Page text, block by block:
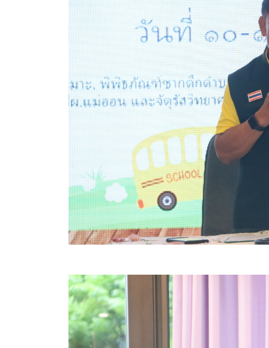
คู่มือการปฏิบัติงานฝ่ายทะเบียนพัสดุและทรัพย์สิน
การประเมินความพึงพอใจของการดำเนินงาน อบจ.
ขั้นตอนและวิธีการชำระภาษีฯ
การบริการแบบเบ็ดเสร็จ (One Stop Service)
หนังสือสั่งการ
สรุปผลการปฏิบัติงานประจำเดือน GPS
การเสริมสร้างคุณธรรมจริยธรรม
ITA : การประเมินคุณธรรมและความโปร่งใสในการ